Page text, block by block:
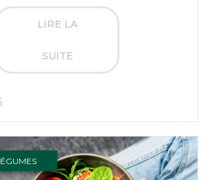
LIRE LA
SUITE